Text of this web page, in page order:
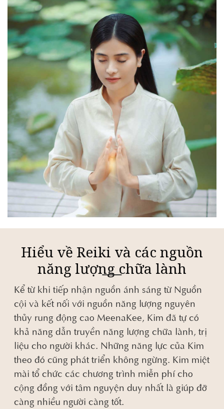
Hiểu về Reiki và các nguồn
năng lượng chữa lành
Kể từ khi tiếp nhận nguồn ánh sáng từ Nguồn
cội và kết nối với nguồn năng lượng nguyên
thủy rung động cao MeenaKee, Kim đã tự có
khả năng dẫn truyền năng lượng chữa lành, trị
liệu cho người khác. Những năng lực của Kim
theo đó cũng phát triển không ngừng. Kim miệt
mài tổ chức các chương trình miễn phí cho
cộng đồng với tâm nguyện duy nhất là giúp đỡ
càng nhiều người càng tốt.